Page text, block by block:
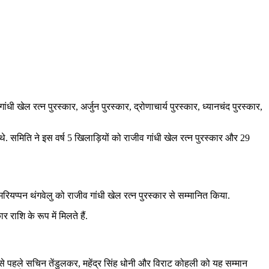
खेल रत्न पुरस्कार, अर्जुन पुरस्कार, द्रोणाचार्य पुरस्कार, ध्यानचंद पुरस्कार,
समिति ने इस वर्ष 5 खिलाड़ियों को राजीव गांधी खेल रत्न पुरस्कार और 29
थंगवेलु को राजीव गांधी खेल रत्न पुरस्कार से सम्मानित किया.
राशि के रूप में मिलते हैं.
पहले सचिन तेंडुलकर, महेंद्र सिंह धोनी और विराट कोहली को यह सम्मान